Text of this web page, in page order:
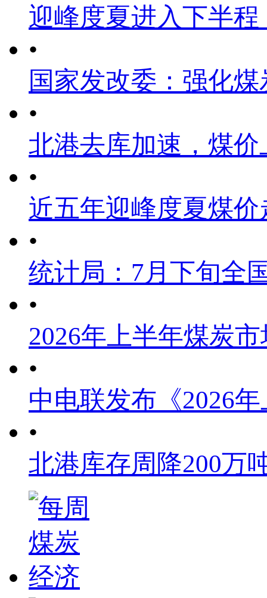
迎峰度夏进入下半
•
国家发改委：强化
•
北港去库加速，煤
•
近五年迎峰度夏煤价
•
统计局：7月下旬全
•
2026年上半年煤炭
•
中电联发布《2026
•
北港库存周降200万